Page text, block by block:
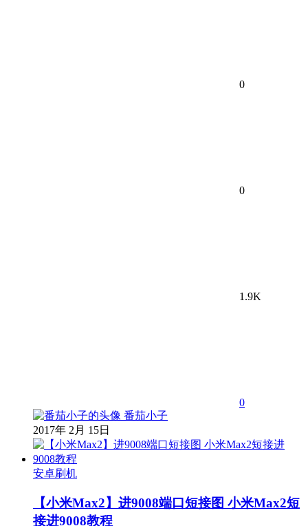
0
0
1.9K
0
番茄小子
2017年 2月 15日
安卓刷机
【小米Max2】进9008端口短接图 小米Max2短
接进9008教程